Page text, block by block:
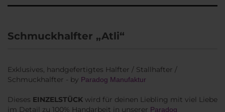
Schmuckhalfter „Atli“
Exklusives, handgefertigtes Halfter / Stallhafter /
Schmuckhalfter - by Paradog Manufaktur
Dieses EINZELSTÜCK wird für deinen Liebling mit viel Liebe
im Detail zu 100% Handarbeit in unserer Paradog